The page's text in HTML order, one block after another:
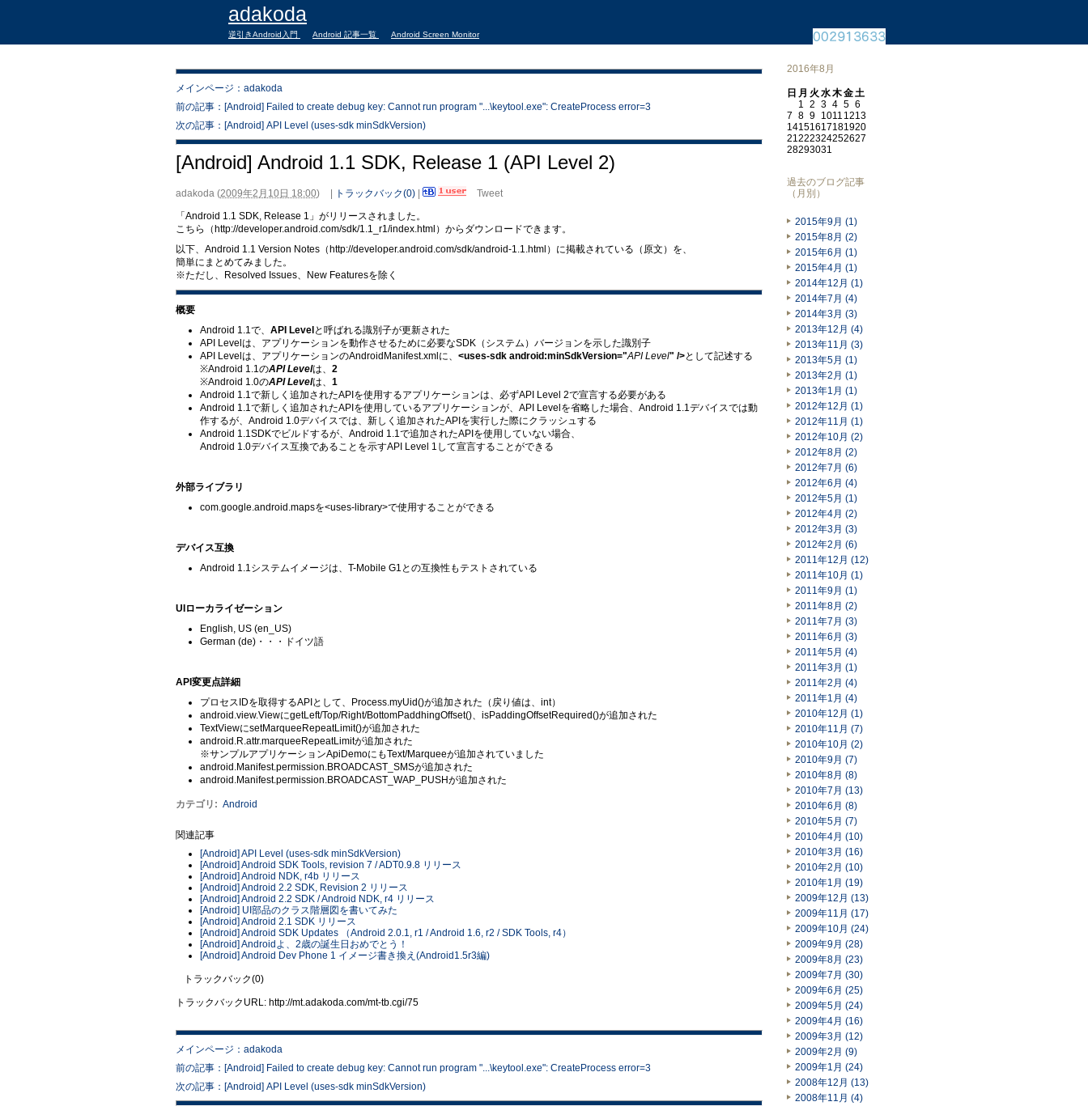
adakoda
逆引きAndroid入門 Android 記事一覧 Android Screen Monitor
メインページ：adakoda
前の記事：[Android] Failed to create debug key: Cannot run program "...\keytool.exe": CreateProcess error=3
次の記事：[Android] API Level (uses-sdk minSdkVersion)
[Android] Android 1.1 SDK, Release 1 (API Level 2)
adakoda (2009年2月10日 18:00) トラックバック(0)
Tweet
「Android 1.1 SDK, Release 1」がリリースされました。
こちら（http://developer.android.com/sdk/1.1_r1/index.html）からダウンロードできます。
以下、Android 1.1 Version Notes（http://developer.android.com/sdk/android-1.1.html）に掲載されている（原文）を、
簡単にまとめてみました。
※ただし、Resolved Issues、New Featuresを除く
概要
Android 1.1で、 API Levelと呼ばれる識別子が更新された
API Levelは、アプリケーションを動作させるために必要なSDK（システム）バージョンを示した識別子
API Levelは、アプリケーションのAndroidManifest.xmlに、 <uses-sdk android:minSdkVersion="API Level" />として記述する
※Android 1.1のAPI Levelは、 2
※Android 1.0のAPI Levelは、 1
Android 1.1で新しく追加されたAPIを使用するアプリケーションは、必ずAPI Level 2で宣言する必要がある
Android 1.1で新しく追加されたAPIを使用しているアプリケーションが、API Levelを省略した場合、Android 1.1デバイスでは動
作するが、Android 1.0デバイスでは、新しく追加されたAPIを実行した際にクラッシュする
Android 1.1SDKでビルドするが、Android 1.1で追加されたAPIを使用していない場合、
Android 1.0デバイス互換であることを示すAPI Level 1して宣言することができる
外部ライブラリ
com.google.android.mapsを<uses-library>で使用することができる
デバイス互換
Android 1.1システムイメージは、T-Mobile G1との互換性もテストされている
UIローカライゼーション
English, US (en_US)
German (de)・・・ドイツ語
API変更点詳細
プロセスIDを取得するAPIとして、Process.myUid()が追加された（戻り値は、int）
android.view.ViewにgetLeft/Top/Right/BottomPaddhingOffset()、isPaddingOffsetRequired()が追加された
TextViewにsetMarqueeRepeatLimit()が追加された
android.R.attr.marqueeRepeatLimitが追加された
※サンプルアプリケーションApiDemoにもText/Marqueeが追加されていました
android.Manifest.permission.BROADCAST_SMSが追加された
android.Manifest.permission.BROADCAST_WAP_PUSHが追加された
カテゴリ : Android
関連記事
[Android] API Level (uses-sdk minSdkVersion)
[Android] Android SDK Tools, revision 7 / ADT0.9.8 リリース
[Android] Android NDK, r4b リリース
[Android] Android 2.2 SDK, Revision 2 リリース
[Android] Android 2.2 SDK / Android NDK, r4 リリース
[Android] UI部品のクラス階層図を書いてみた
[Android] Android 2.1 SDK リリース
[Android] Android SDK Updates （Android 2.0.1, r1 / Android 1.6, r2 / SDK Tools, r4）
[Android] Androidよ、2歳の誕生日おめでとう！
[Android] Android Dev Phone 1 イメージ書き換え(Android1.5r3編)
トラックバック(0)
トラックバックURL: http://mt.adakoda.com/mt-tb.cgi/75
メインページ：adakoda
前の記事：[Android] Failed to create debug key: Cannot run program "...\keytool.exe": CreateProcess error=3
次の記事：[Android] API Level (uses-sdk minSdkVersion)
2016年8月
日 月 火 水木金土
1 2 3 4 5 6
7 8 9 1011 1213
14151617181920
21222324252627
28293031
過去のブログ記事
（月別）
2015年9月 (1)
2015年8月 (2)
2015年6月 (1)
2015年4月 (1)
2014年12月 (1)
2014年7月 (4)
2014年3月 (3)
2013年12月 (4)
2013年11月 (3)
2013年5月 (1)
2013年2月 (1)
2013年1月 (1)
2012年12月 (1)
2012年11月 (1)
2012年10月 (2)
2012年8月 (2)
2012年7月 (6)
2012年6月 (4)
2012年5月 (1)
2012年4月 (2)
2012年3月 (3)
2012年2月 (6)
2011年12月 (12)
2011年10月 (1)
2011年9月 (1)
2011年8月 (2)
2011年7月 (3)
2011年6月 (3)
2011年5月 (4)
2011年3月 (1)
2011年2月 (4)
2011年1月 (4)
2010年12月 (1)
2010年11月 (7)
2010年10月 (2)
2010年9月 (7)
2010年8月 (8)
2010年7月 (13)
2010年6月 (8)
2010年5月 (7)
2010年4月 (10)
2010年3月 (16)
2010年2月 (10)
2010年1月 (19)
2009年12月 (13)
2009年11月 (17)
2009年10月 (24)
2009年9月 (28)
2009年8月 (23)
2009年7月 (30)
2009年6月 (25)
2009年5月 (24)
2009年4月 (16)
2009年3月 (12)
2009年2月 (9)
2009年1月 (24)
2008年12月 (13)
2008年11月 (4)